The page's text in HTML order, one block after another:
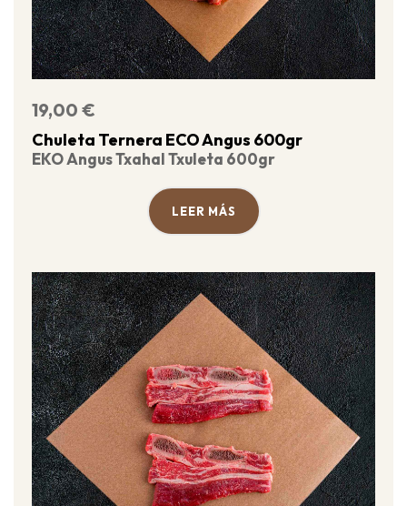
19,00 €
Chuleta Ternera ECO Angus 600gr
EKO Angus Txahal Txuleta 600gr
LEER MÁS